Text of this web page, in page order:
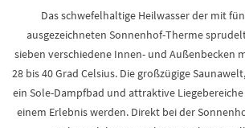
Das schwefelhaltige Heilwasser der mit
ausgezeichneten Sonnenhof-Therme
sieben verschiedene Innen- und Außenbecken
28 bis 40 Grad Celsius. Die großzügige
ein Sole-Dampfbad und attraktive Liegebereiche
einem Erlebnis werden. Direkt bei der